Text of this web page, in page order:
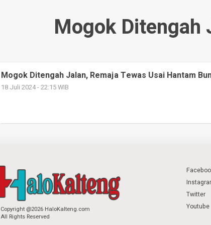
Mogok Ditengah
Mogok Ditengah Jalan, Remaja Tewas Usai Hantam
18 Juli 2024 - 22:15 WIB
Copyright @2026 HaloKalteng.com
All Rights Reserved
Twitter
Youtube